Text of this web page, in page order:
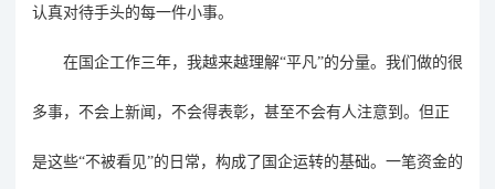
认真对待手头的每一件小事。
在国企工作三年，我越来越理解“平凡”的分量。我们做的很
多事，不会上新闻，不会得表彰，甚至不会有人注意到。但正
是这些“不被看见”的日常，构成了国企运转的基础。一笔资金的